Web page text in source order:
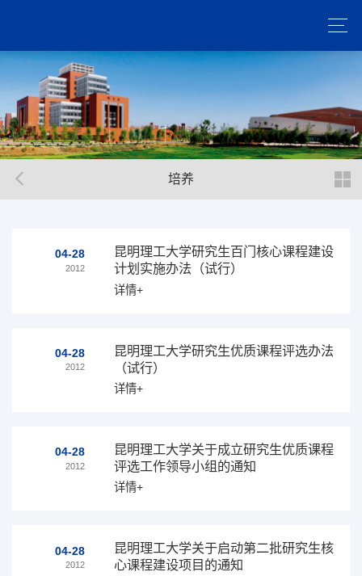
培养
04-28
2012
昆明理工大学研究生百门核心课程建设
计划实施办法（试行）
详情+
04-28
2012
昆明理工大学研究生优质课程评选办法
（试行）
详情+
04-28
2012
昆明理工大学关于成立研究生优质课程
评选工作领导小组的通知
详情+
04-28
2012
昆明理工大学关于启动第二批研究生核
心课程建设项目的通知